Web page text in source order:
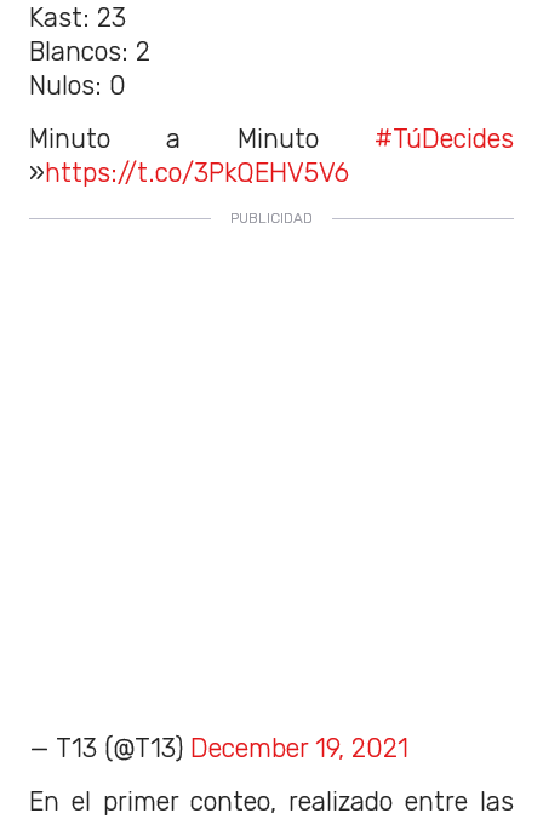
Kast: 23
Blancos: 2
Nulos: 0
Minuto a Minuto #TúDecides
»https://t.co/3PkQEHV5V6
— T13 (@T13) December 19, 2021
En el primer conteo, realizado entre las